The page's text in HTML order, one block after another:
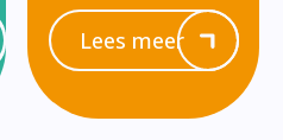
Lees meer